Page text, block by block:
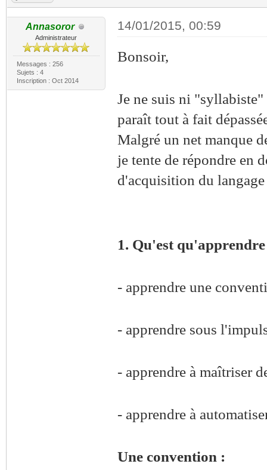
Annasoror
Administrateur
Messages : 256
Sujets : 4
Inscription : Oct 2014
14/01/2015, 00:59
Bonsoir,
Je ne suis ni
paraît tout à fait
Malgré un net manque
je tente de répondre en
d'acquisition du
1. Qu'est
- apprendre une
- apprendre sous
- apprendre à maîtriser
- apprendre à
Une convention :